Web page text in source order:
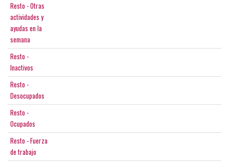
Resto - Otras
actividades y
ayudas en la
semana
Resto -
Inactivos
Resto -
Desocupados
Resto -
Ocupados
Resto - Fuerza
de trabajo